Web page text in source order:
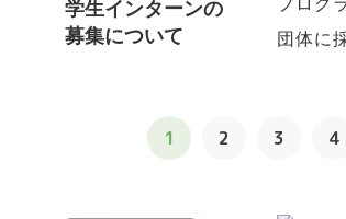
学生インターンの
募集について
1 2 3 4